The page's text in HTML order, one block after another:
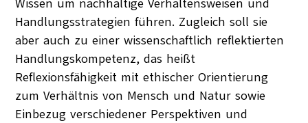
Wissen um nachhaltige Verhaltensweisen und
Handlungsstrategien führen. Zugleich soll sie
aber auch zu einer wissenschaftlich reflektierten
Handlungskompetenz, das heißt
Reflexionsfähigkeit mit ethischer Orientierung
zum Verhältnis von Mensch und Natur sowie
Einbezug verschiedener Perspektiven und